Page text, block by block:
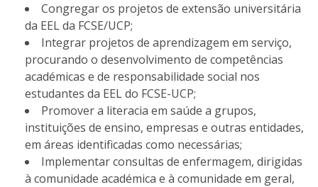
Congregar os projetos de extensão universitária
da EEL da FCSE/UCP;
Integrar projetos de aprendizagem em serviço,
procurando o desenvolvimento de competências
académicas e de responsabilidade social nos
estudantes da EEL do FCSE-UCP;
Promover a literacia em saúde a grupos,
instituições de ensino, empresas e outras entidades,
em áreas identificadas como necessárias;
Implementar consultas de enfermagem, dirigidas
à comunidade académica e à comunidade em geral,